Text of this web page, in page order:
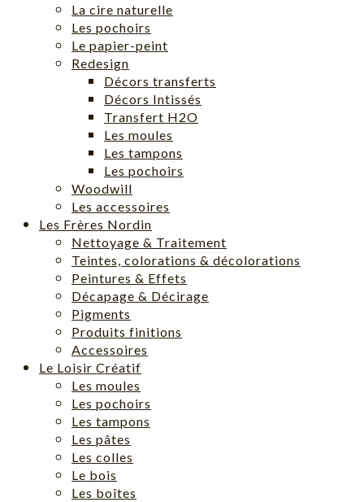
La cire naturelle
Les pochoirs
Le papier-peint
Redesign
Décors transferts
Décors Intissés
Transfert H2O
Les moules
Les tampons
Les pochoirs
Woodwill
Les accessoires
Les Frères Nordin
Nettoyage & Traitement
Teintes, colorations & décolorations
Peintures & Effets
Décapage & Décirage
Pigments
Produits finitions
Accessoires
Le Loisir Créatif
Les moules
Les pochoirs
Les tampons
Les pâtes
Les colles
Le bois
Les boîtes